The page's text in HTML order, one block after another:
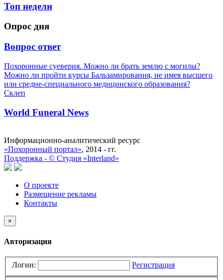
Топ недели
Опрос дня
Вопрос ответ
Похоронные суеверия. Можно ли брать землю с могилы?
Можно ли пройти курсы Бальзамирования, не имея высшего
или средне-специального медицинского образования?
Склеп
World Funeral News
Информационно-аналитический ресурс
«Похоронный портал», 2014 - гг.
Поддержка - © Cтудия «Interland»
О проекте
Размещение рекламы
Контакты
×
Авторизация
Логин: Регистрация